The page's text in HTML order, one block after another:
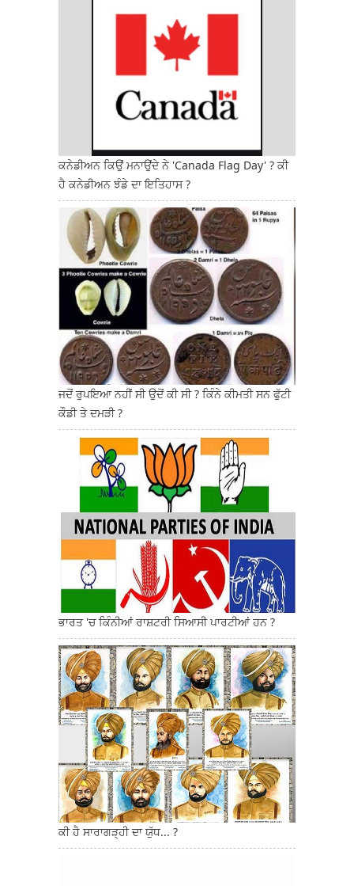
ਕਨੇਡੀਅਨ ਕਿਉਂ ਮਨਾਉਂਦੇ ਨੇ 'Canada Flag Day' ? ਕੀ
ਹੈ ਕਨੇਡੀਅਨ ਝੰਡੇ ਦਾ ਇਤਿਹਾਸ ?
ਜਦੋਂ ਰੁਪਇਆ ਨਹੀਂ ਸੀ ਉਦੋਂ ਕੀ ਸੀ ? ਕਿੰਨੇ ਕੀਮਤੀ ਸਨ ਫੁੱਟੀ
ਕੌਡੀ ਤੇ ਦਮੜੀ ?
ਭਾਰਤ 'ਚ ਕਿੰਨੀਆਂ ਰਾਸ਼ਟਰੀ ਸਿਆਸੀ ਪਾਰਟੀਆਂ ਹਨ ?
ਕੀ ਹੈ ਸਾਰਾਗੜ੍ਹੀ ਦਾ ਯੁੱਧ... ?